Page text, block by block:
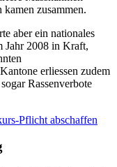
zusammen.
aber ein nationales
Jahr 2008 in Kraft,
erliessen zudem
Rassenverbote
Pflicht abschaffen